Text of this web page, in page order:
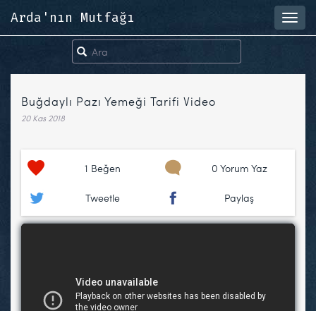
Arda'nın Mutfağı
Buğdaylı Pazı Yemeği Tarifi Video
20 Kas 2018
1 Beğen 0 Yorum Yaz
Tweetle Paylaş